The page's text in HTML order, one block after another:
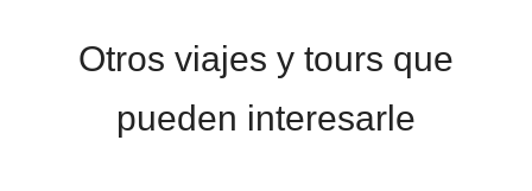
Otros viajes y tours que
pueden interesarle